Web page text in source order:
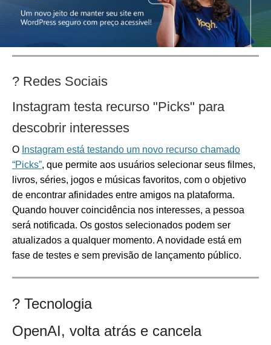
? Redes Sociais
Instagram testa recurso "Picks" para
descobrir interesses
O Instagram está testando um novo recurso chamado
“Picks”, que permite aos usuários selecionar seus filmes,
livros, séries, jogos e músicas favoritos, com o objetivo
de encontrar afinidades entre amigos na plataforma.
Quando houver coincidência nos interesses, a pessoa
será notificada. Os gostos selecionados podem ser
atualizados a qualquer momento. A novidade está em
fase de testes e sem previsão de lançamento público.
? Tecnologia
OpenAI, volta atrás e cancela